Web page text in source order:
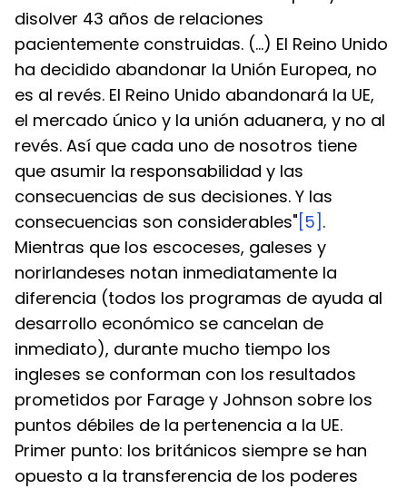
disolver 43 años de relaciones
pacientemente construidas. (...) El Reino Unido
ha decidido abandonar la Unión Europea, no
es al revés. El Reino Unido abandonará la UE,
el mercado único y la unión aduanera, y no al
revés. Así que cada uno de nosotros tiene
que asumir la responsabilidad y las
consecuencias de sus decisiones. Y las
consecuencias son considerables" [5] .
Mientras que los escoceses, galeses y
norirlandeses notan inmediatamente la
diferencia (todos los programas de ayuda al
desarrollo económico se cancelan de
inmediato), durante mucho tiempo los
ingleses se conforman con los resultados
prometidos por Farage y Johnson sobre los
puntos débiles de la pertenencia a la UE.
Primer punto: los británicos siempre se han
opuesto a la transferencia de los poderes